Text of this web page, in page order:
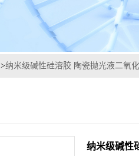
>纳米级碱性硅溶胶 陶瓷抛光液二氧
纳米级碱性